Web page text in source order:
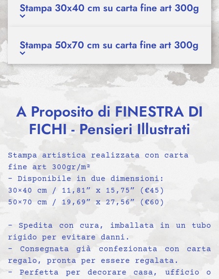
Stampa 30x40 cm su carta fine art 300g
Stampa 50x70 cm su carta fine art 300g
A Proposito di FINESTRA DI
FICHI - Pensieri Illustrati
Stampa artistica realizzata con carta
fine art 300gr/m²
– Disponibile in due dimensioni:
30×40 cm / 11,81” x 15,75” (€45)
50×70 cm / 19,69” x 27,56” (€60)
– Spedita con cura, imballata in un tubo
rigido per evitare danni.
– Consegnata già confezionata con carta
regalo, pronta per essere regalata.
– Perfetta per decorare casa, ufficio o